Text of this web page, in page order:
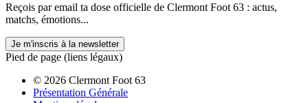
Reçois par email ta dose officielle de Clermont Foot 63 : actus,
matchs, émotions...
Je m'inscris à la newsletter
Pied de page (liens légaux)
© 2026 Clermont Foot 63
Présentation Générale